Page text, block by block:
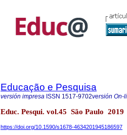
Educação e Pesquisa
versión impresa ISSN 1517-9702versión On-
Educ. Pesqui. vol.45 São Paulo 2019
https://doi.org/10.1590/s1678-4634201945186597